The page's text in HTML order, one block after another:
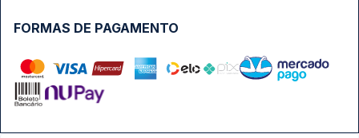
FORMAS DE PAGAMENTO